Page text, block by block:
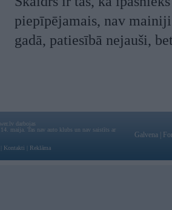
piepīpējamais, nav
gadā, patiesībā nejauši,
darbojas
maija. Tas nav auto klubs un nav saistīts ar
Kontakti Reklāma
Galvena